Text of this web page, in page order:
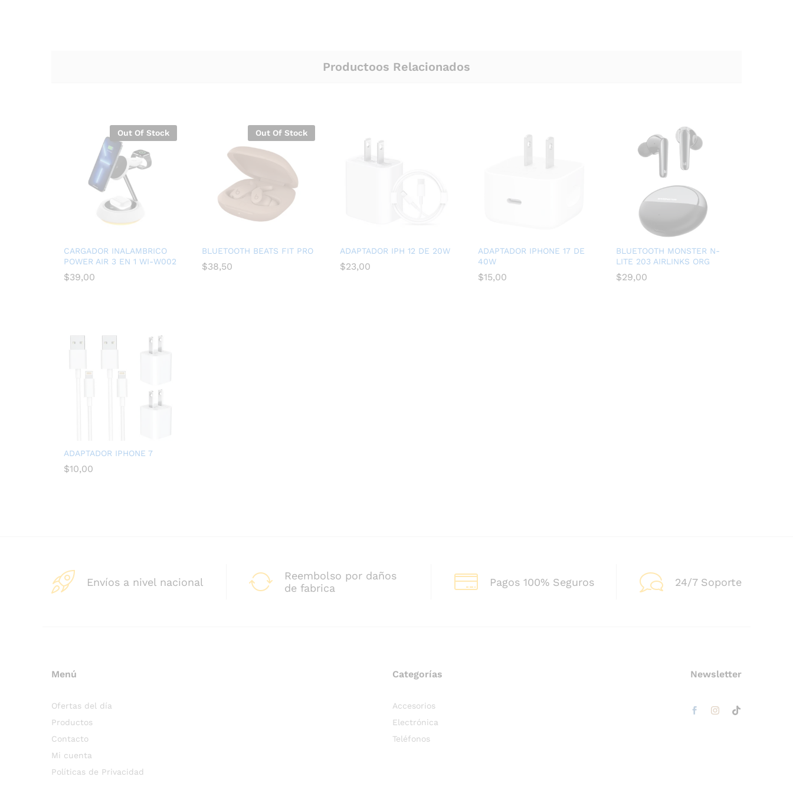
Productoos Relacionados
Out Of Stock
CARGADOR INALAMBRICO
POWER AIR 3 EN 1 WI-W002
$39,00
Out Of Stock
BLUETOOTH BEATS FIT PRO
$38,50
ADAPTADOR IPH 12 DE 20W
$23,00
ADAPTADOR IPHONE 17 DE
40W
$15,00
BLUETOOTH MONSTER N-
LITE 203 AIRLINKS ORG
$29,00
ADAPTADOR IPHONE 7
$10,00
Envíos a nivel nacional
Reembolso por daños
de fabrica
Pagos 100% Seguros 24/7 Soporte
Menú
Ofertas del día
Productos
Contacto
Mi cuenta
Políticas de Privacidad
Categorías
Accesorios
Electrónica
Teléfonos
Newsletter